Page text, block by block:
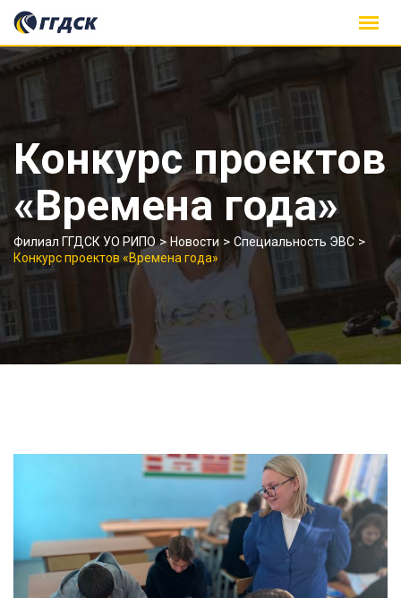
Skip
content
Конкурс проектов
«Времена года»
Филиал ГГДСК УО РИПО> Новости > Специальность ЭВС >
Конкурс проектов «Времена года»